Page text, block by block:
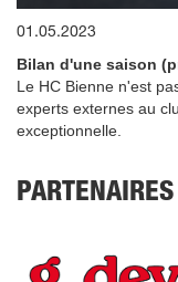
seconds
11
minutes,
58
seconds
01.05.2023
Bilan d'une saison
Le HC Bienne n'est
experts externes au
exceptionnelle.
PARTENAIRES